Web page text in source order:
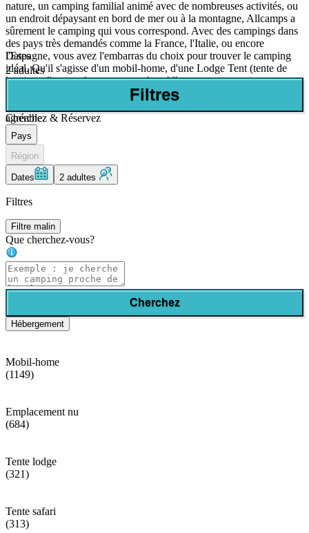
nature, un camping familial animé avec de nombreuses activités, ou
un endroit dépaysant en bord de mer ou à la montagne, Allcamps a
sûrement le camping qui vous correspond. Avec des campings dans
des pays très demandés comme la France, l'Italie, ou encore
l'Espagne, vous avez l'embarras du choix pour trouver le camping
idéal. Qu'il s'agisse d'un mobil-home, d'une Lodge Tent (tente de
luxe) ou d'un emplacement nu, chez Allcamps, vous trouverez
toujours des vacances adaptées à vos besoins. En bref, Allcamps est
agréable.
Dates
2 adultes
Filtres
Cherchez & Réservez
Pays
Région
Dates 2 adultes
Filtres
Filtre malin
Que cherchez-vous?
Cherchez
Hébergement
Mobil-home
(1149)
Emplacement nu
(684)
Tente lodge
(321)
Tente safari
(313)